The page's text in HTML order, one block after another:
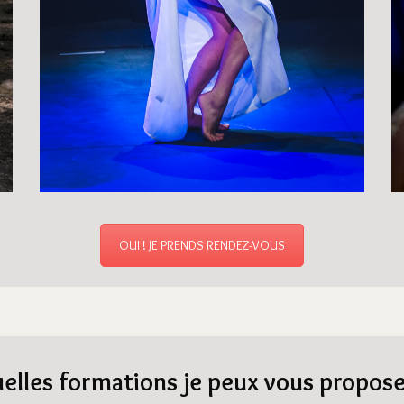
OUI ! JE PRENDS RENDEZ-VOUS
formations je peux vous